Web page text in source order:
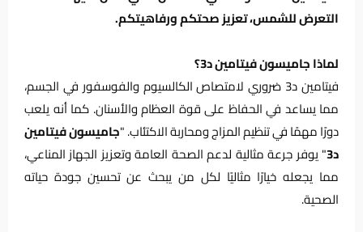
التعرض للشمس، تعزيز صحتكم ورفاهيتكم.
لماذا جاميسون فيتامين د3؟
فيتامين د3 ضروري لامتصاص الكالسيوم والفوسفور في الجسم،
مما يساعد في الحفاظ على قوة العظام والأسنان. كما أنه يلعب
دورًا مهمًا في تنظيم المزاج ومحاربة الاكتئاب. "جاميسون فيتامين
د3 " يوفر جرعة مثالية لدعم الصحة العامة وتعزيز الجهاز المناعي،
مما يجعله خيارًا مثاليًا لكل من يبحث عن تحسين جودة حياته
الصحية.